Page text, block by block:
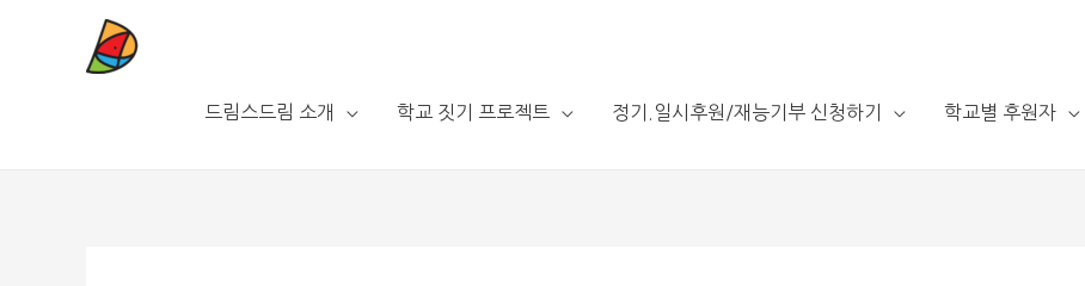
드림스드림 소개 학교 짓기 프로젝트 정기.일시후원/재능기부 신청하기 학교별 후원자